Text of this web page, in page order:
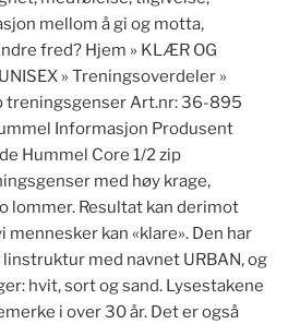
mellom å gi og motta,
fred? Hjem » KLÆR OG
» Treningsoverdeler »
treningsgenser Art.nr: 36-895
Informasjon Produsent
Hummel Core 1/2 zip
med høy krage,
lommer. Resultat kan derimot
kan «klare». Den har
med navnet URBAN, og
hvit, sort og sand. Lysestakene
i over 30 år. Det er også